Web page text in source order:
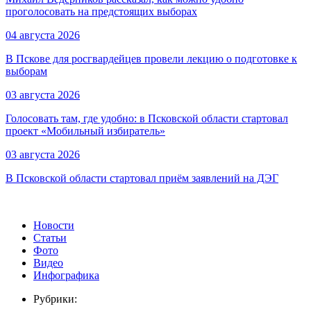
проголосовать на предстоящих выборах
04 августа 2026
В Пскове для росгвардейцев провели лекцию о подготовке к
выборам
03 августа 2026
Голосовать там, где удобно: в Псковской области стартовал
проект «Мобильный избиратель»
03 августа 2026
В Псковской области стартовал приём заявлений на ДЭГ
Новости
Статьи
Фото
Видео
Инфографика
Рубрики: